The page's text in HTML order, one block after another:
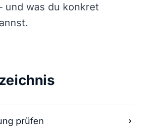
und was du konkret
prüfen